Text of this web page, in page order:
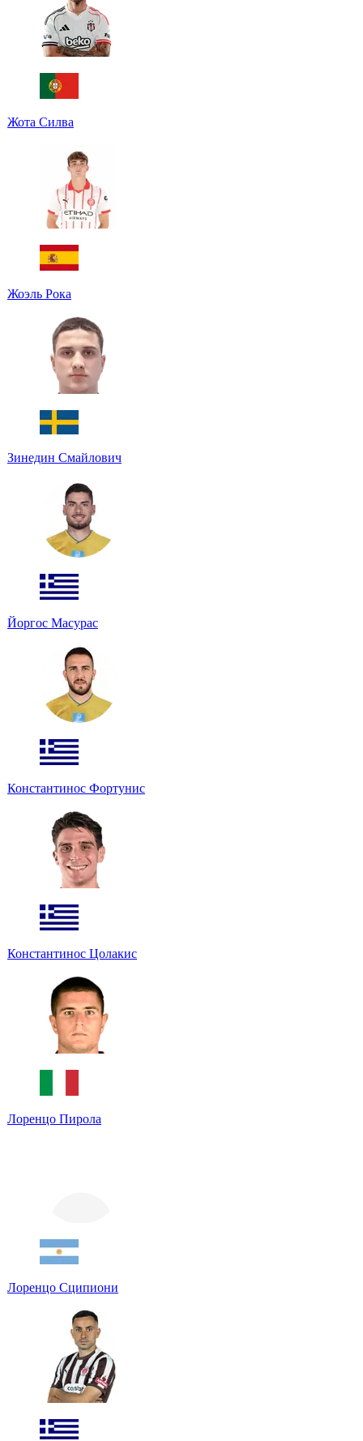
Жота Силва
Жоэль Рока
Зинедин Смайлович
Йоргос Масурас
Константинос Фортунис
Константинос Цолакис
Лоренцо Пирола
Лоренцо Сципиони